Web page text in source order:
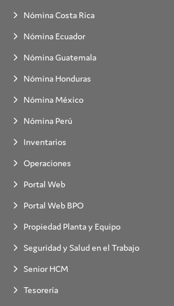
Nómina Costa Rica
Nómina Ecuador
Nómina Guatemala
Nómina Honduras
Nómina México
Nómina Perú
Inventarios
Operaciones
Portal Web
Portal Web BPO
Propiedad Planta y Equipo
Seguridad y Salud en el Trabajo
Senior HCM
Tesorería